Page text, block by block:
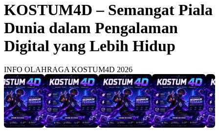
KOSTUM4D – Semangat Piala
Dunia dalam Pengalaman
Digital yang Lebih Hidup
INFO OLAHRAGA KOSTUM4D 2026